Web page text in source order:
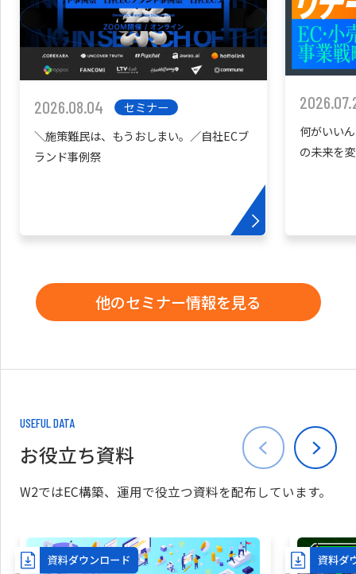
2026.08.04
セミナー
＼施策難民は、もうおしまい。／自社ECブ
ランド事例祭
何がいい
の未来を
他のセミナー情報を見る
USEFUL DATA
お役立ち資料
W2ではEC構築、運用で役立つ資料を配布しています。